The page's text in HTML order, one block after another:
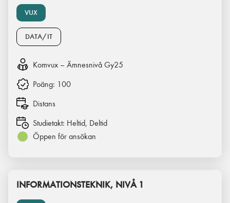
VUX
DATA/IT
Komvux – Ämnesnivå Gy25
Poäng: 100
Distans
Studietakt: Heltid, Deltid
Öppen för ansökan
INFORMATIONSTEKNIK, NIVÅ 1